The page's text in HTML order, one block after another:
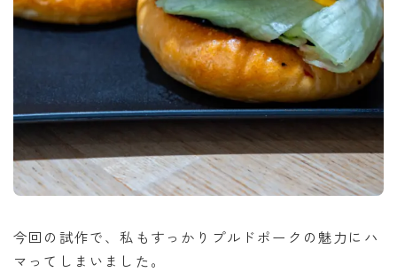
今回の試作で、私もすっかりプルドポークの魅力にハ
マってしまいました。